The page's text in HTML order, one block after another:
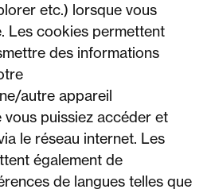
etc.) lorsque vous
Les cookies permettent
des informations
autre appareil
puissiez accéder et
le réseau internet. Les
également de
de langues telles que